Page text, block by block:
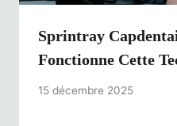
Sprintray
Fonctionne Cette
15 décembre 2025